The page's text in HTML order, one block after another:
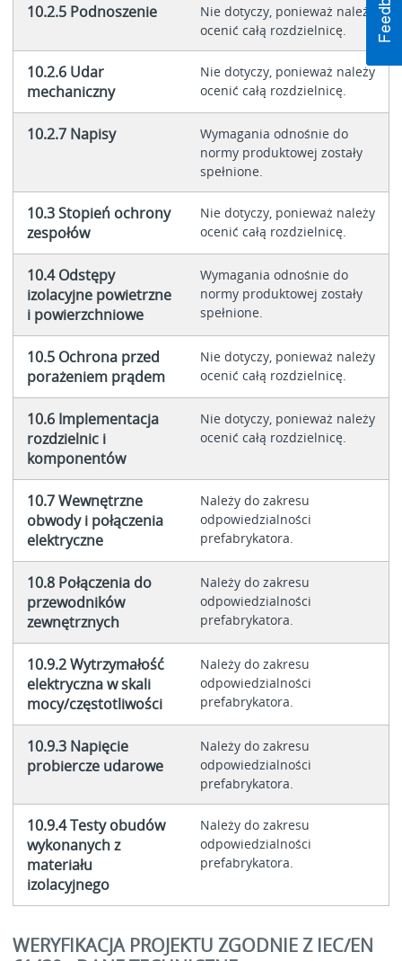
10.2.5 Podnoszenie
Nie dotyczy, ponieważ należy
ocenić całą rozdzielnicę.
10.2.6 Udar
mechaniczny
Nie dotyczy, ponieważ należy
ocenić całą rozdzielnicę.
10.2.7 Napisy
Wymagania odnośnie do
normy produktowej zostały
spełnione.
10.3 Stopień ochrony
zespołów
Nie dotyczy, ponieważ należy
ocenić całą rozdzielnicę.
10.4 Odstępy
izolacyjne powietrzne
i powierzchniowe
Wymagania odnośnie do
normy produktowej zostały
spełnione.
10.5 Ochrona przed
porażeniem prądem
Nie dotyczy, ponieważ należy
ocenić całą rozdzielnicę.
10.6 Implementacja
rozdzielnic i
komponentów
Nie dotyczy, ponieważ należy
ocenić całą rozdzielnicę.
10.7 Wewnętrzne
obwody i połączenia
elektryczne
Należy do zakresu
odpowiedzialności
prefabrykatora.
10.8 Połączenia do
przewodników
zewnętrznych
Należy do zakresu
odpowiedzialności
prefabrykatora.
10.9.2 Wytrzymałość
elektryczna w skali
mocy/częstotliwości
Należy do zakresu
odpowiedzialności
prefabrykatora.
10.9.3 Napięcie
probiercze udarowe
Należy do zakresu
odpowiedzialności
prefabrykatora.
10.9.4 Testy obudów
wykonanych z
materiału
izolacyjnego
Należy do zakresu
odpowiedzialności
prefabrykatora.
WERYFIKACJA PROJEKTU ZGODNIE Z IEC/EN